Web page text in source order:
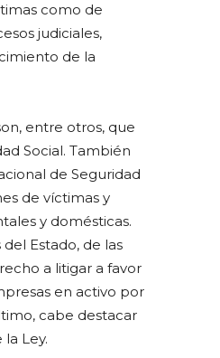
Barcelonès
como de
judiciales,
de la
entre otros, que
Social. También
de Seguridad
de víctimas y
y domésticas.
Estado, de las
a litigar a favor
en activo por
cabe destacar
Ley.